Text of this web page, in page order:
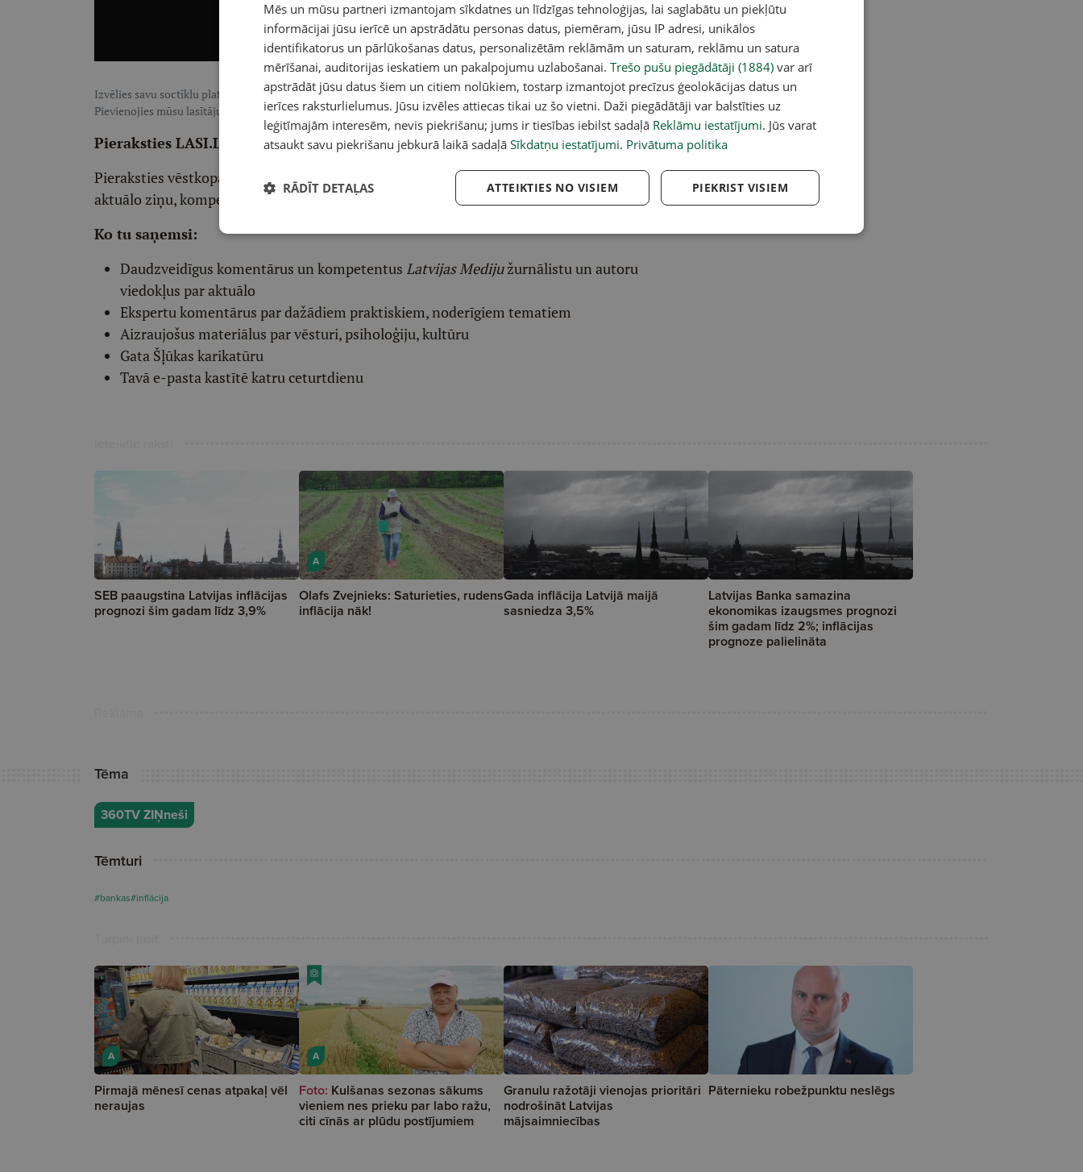
Izvēlies savu soctīklu platformu, lai sekotu LASI.LV:Facebook, X,Bluesky, Draugiem,Threads vai arīInstagram.
Pievienojies mūsu lasītāju pulkam, lai saņemtu īpaši tev atlasītu noderīgu, praktisku un aktuālu saturu.
Pieraksties LASI.LV redaktora vēstkopaišeit.
Pieraksties vēstkopai un divas reizes nedēļā saņem padziļinātu LASI.LV galvenā redaktora
aktuālo ziņu, kompetentu viedokļu un interesantāko interviju apkopojumu.
Ko tu saņemsi:
Daudzveidīgus komentārus un kompetentus Latvijas Medijužurnālistu un autoru
viedokļus par aktuālo
Ekspertu komentārus par dažādiem praktiskiem, noderīgiem tematiem
Aizraujošus materiālus par vēsturi, psiholoģiju, kultūru
Gata Šļūkas karikatūru
Tavā e-pasta kastītē katru ceturtdienu
SEB paaugstina Latvijas inflācijas
prognozi šim gadam līdz 3,9%
A
Olafs Zvejnieks: Saturieties, rudens
inflācija nāk!
Gada inflācija Latvijā maijā
sasniedza 3,5%
Latvijas Banka samazina
ekonomikas izaugsmes prognozi
šim gadam līdz 2%; inflācijas
prognoze palielināta
Tēma
360TV ZIŅneši
Tēmturi
#bankas#inflācija
A
Pirmajā mēnesī cenas atpakaļ vēl
neraujas
A
Foto: Kulšanas sezonas sākums
vieniem nes prieku par labo ražu,
citi cīnās ar plūdu postījumiem
Granulu ražotāji vienojas prioritāri
nodrošināt Latvijas
mājsaimniecības
Pāternieku robežpunktu neslēgs
Mēs un mūsu partneri izmantojam sīkdatnes un līdzīgas tehnoloģijas, lai saglabātu un piekļūtu
informācijai jūsu ierīcē un apstrādātu personas datus, piemēram, jūsu IP adresi, unikālos
identifikatorus un pārlūkošanas datus, personalizētām reklāmām un saturam, reklāmu un satura
mērīšanai, auditorijas ieskatiem un pakalpojumu uzlabošanai. Trešo pušu piegādātāji (1884) var arī
apstrādāt jūsu datus šiem un citiem nolūkiem, tostarp izmantojot precīzus ģeolokācijas datus un
ierīces raksturlielumus. Jūsu izvēles attiecas tikai uz šo vietni. Daži piegādātāji var balstīties uz
leģitīmajām interesēm, nevis piekrišanu; jums ir tiesības iebilst sadaļā Reklāmu iestatījumi. Jūs varat
atsaukt savu piekrišanu jebkurā laikā sadaļā Sīkdatņu iestatījumi. Privātuma politika
PIEKRIST VISIEM
ATTEIKTIES NO VISIEM
RĀDĪT DETAĻAS